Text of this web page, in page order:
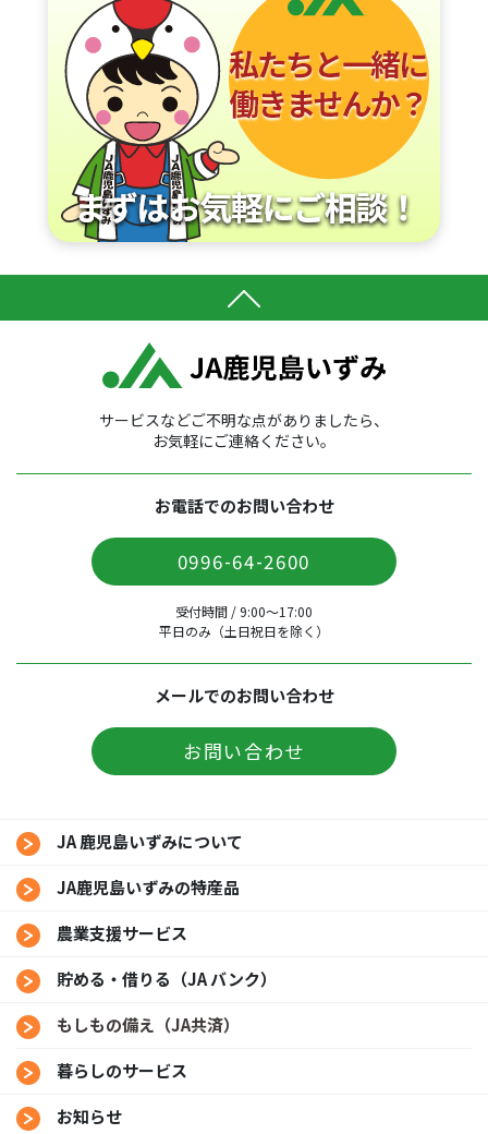
サービスなどご不明な点がありましたら、
お気軽にご連絡ください。
お電話でのお問い合わせ
0996-64-2600
受付時間 / 9:00〜17:00
平日のみ（土日祝日を除く）
メールでのお問い合わせ
お問い合わせ
JA 鹿児島いずみについて
JA鹿児島いずみの特産品
農業支援サービス
貯める・借りる（JA バンク）
もしもの備え（JA共済）
暮らしのサービス
お知らせ